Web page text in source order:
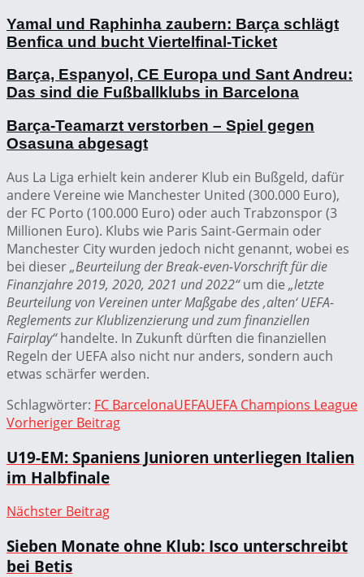
Yamal und Raphinha zaubern: Barça schlägt
Benfica und bucht Viertelfinal-Ticket
Barça, Espanyol, CE Europa und Sant Andreu:
Das sind die Fußballklubs in Barcelona
Barça-Teamarzt verstorben – Spiel gegen
Osasuna abgesagt
Aus La Liga erhielt kein anderer Klub ein Bußgeld, dafür
andere Vereine wie Manchester United (300.000 Euro),
der FC Porto (100.000 Euro) oder auch Trabzonspor (3
Millionen Euro). Klubs wie Paris Saint-Germain oder
Manchester City wurden jedoch nicht genannt, wobei es
bei dieser„Beurteilung der Break-even-Vorschrift für die
Finanzjahre 2019, 2020, 2021 und 2022“um die „letzte
Beurteilung von Vereinen unter Maßgabe des ‚alten‘ UEFA-
Reglements zur Klublizenzierung und zum finanziellen
Fairplay“handelte. In Zukunft dürften die finanziellen
Regeln der UEFA also nicht nur anders, sondern auch
etwas schärfer werden.
Schlagwörter: FC BarcelonaUEFAUEFA Champions League
Vorheriger Beitrag
U19-EM: Spaniens Junioren unterliegen Italien
im Halbfinale
Nächster Beitrag
Sieben Monate ohne Klub: Isco unterschreibt
bei Betis